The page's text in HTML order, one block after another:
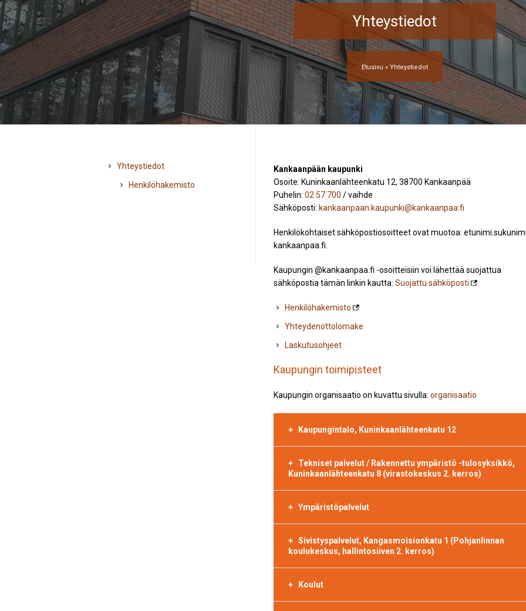
Yhteystiedot
Etusivu » Yhteystiedot
Kankaanpään kaupunki
Osoite: Kuninkaanlähteenkatu 12, 38700 Kankaanpää
Puhelin: 02 57 700 / vaihde
Sähköposti: kankaanpaan.kaupunki@kankaanpaa.fi
Henkilökohtaiset sähköpostiosoitteet ovat muotoa:
kankaanpaa.fi.
Kaupungin @kankaanpaa.fi -osoitteisiin voi lähettää suojattua
sähköpostia tämän linkin kautta: Suojattu sähköposti
Henkilöhakemisto
Yhteydenottolomake
Laskutusohjeet
Kaupungin toimipisteet
Kaupungin organisaatio on kuvattu sivulla: organisaatio
Kaupungintalo, Kuninkaanlähteenkatu 12
Tekniset palvelut / Rakennettu ympäristö -tulosyksikkö,
Kuninkaanlähteenkatu 8 (virastokeskus 2. kerros)
Ympäristöpalvelut
Sivistyspalvelut, Kangasmoisionkatu 1 (Pohjanlinnan
koulukeskus, hallintosiiven 2. kerros)
Koulut
Yhteystiedot
Henkilöhakemisto